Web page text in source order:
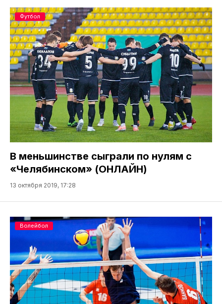
В меньшинстве сыграли по нулям с
«Челябинском» (ОНЛАЙН)
13 октября 2019, 17:28
Футбол
Волейбол